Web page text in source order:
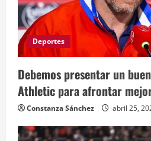
Deportes
Debemos presentar un
Athletic para afrontar
Constanza Sánchez abril 25,